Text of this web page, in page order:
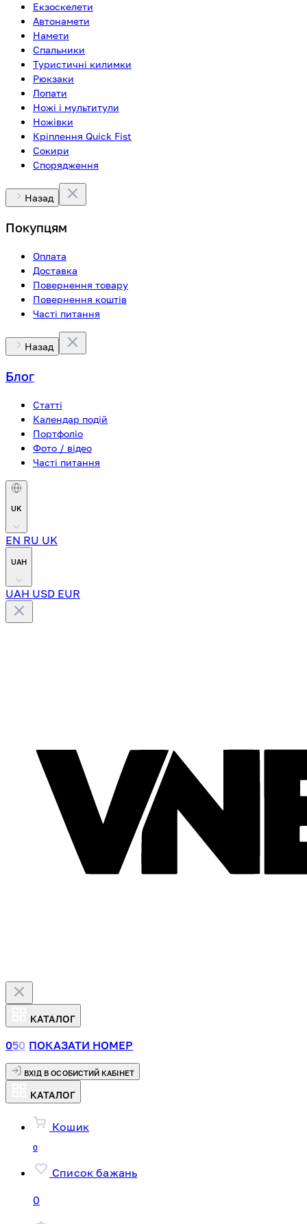
Екзоскелети
Автонамети
Намети
Спальники
Туристичні килимки
Рюкзаки
Лопати
Ножі і мультитули
Ножівки
Кріплення Quick Fist
Сокири
Спорядження
Назад
Покупцям
Оплата
Доставка
Повернення товару
Повернення коштів
Часті питання
Назад
Блог
Статті
Календар подій
Портфоліо
Фото / відео
Часті питання
UK
EN RU UK
UAH
UAH USD EUR
КАТАЛОГ
050 ПОКАЗАТИ НОМЕР
ВХІД В ОСОБИСТИЙ КАБІНЕТ
КАТАЛОГ
Кошик
0
Список бажань
0